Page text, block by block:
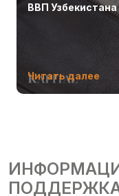
ВВП
Читать далее